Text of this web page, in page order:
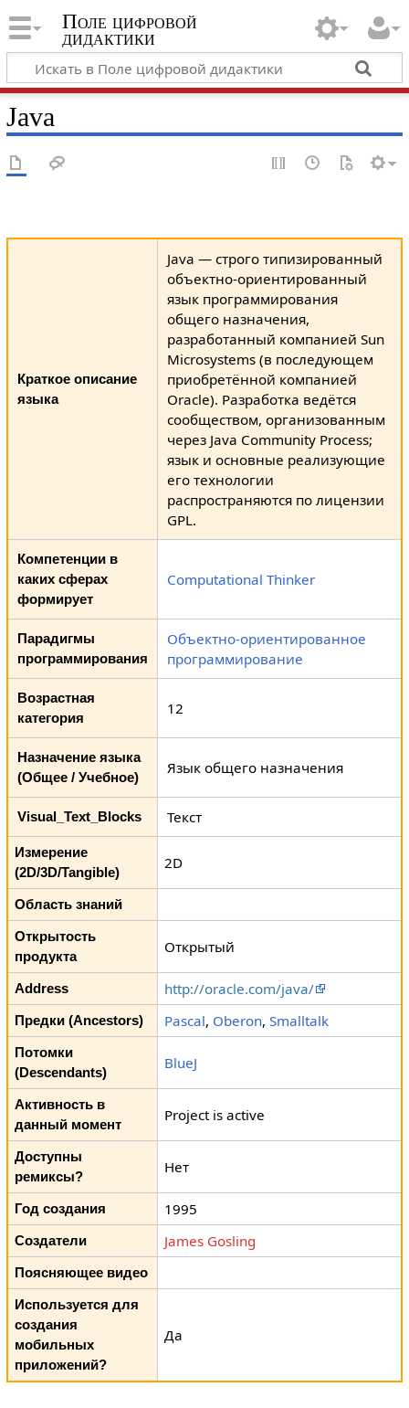
Поле цифровой
дидактики
Java
Краткое описание
языка
Java — строго типизированный
объектно-ориентированный
язык программирования
общего назначения,
разработанный компанией Sun
Microsystems (в последующем
приобретённой компанией
Oracle). Разработка ведётся
сообществом, организованным
через Java Community Process;
язык и основные реализующие
его технологии
распространяются по лицензии
GPL.
Компетенции в
каких сферах
формирует
Computational Thinker
Парадигмы
программирования
Объектно-ориентированное
программирование
Возрастная
категория
12
Назначение языка
(Общее / Учебное)
Язык общего назначения
Visual_Text_Blocks Текст
Измерение
(2D/3D/Tangible)
2D
Область знаний
Открытость
продукта
Открытый
Address http://oracle.com/java/
Предки (Ancestors) Pascal, Oberon,Smalltalk
Потомки
(Descendants)
BlueJ
Активность в
данный момент
Project is active
Доступны
ремиксы?
Нет
Год создания 1995
Создатели James Gosling
Поясняющее видео
Используется для
создания
мобильных
приложений?
Да